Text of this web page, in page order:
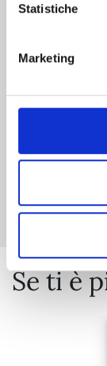
Statistiche
Marketing
Se ti è